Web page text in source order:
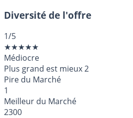
Diversité de l'offre
1/5
★★★★★
Médiocre
Plus grand est mieux2
Pire du Marché
1
Meilleur du Marché
2300